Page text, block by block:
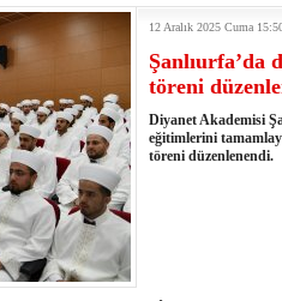
PAR Şırnak il başkanı Yalçın:
Maneviyatı ve ahlaki yapıyı bozan en
Kabala Mahallesi'nin Yaklaşık 40
• Mehmet Ata Baştuğ
yangına müdahale eden itfaiye
Genç, Şırnak'ta dönel kavşak çağrısını
Memişoğlu: 500 yataklı hastanemizi
bir kişinin hayatını kaybettiği husumet
Çiftçinin kullandığı mazot, gübre ve
Üniversitesinin 2026 YKS kontenjanı
12 Aralık 2025 Cuma
Şanlıurfa’da
töreni
Diyanet Akademisi
eğitimlerini
töreni düzenlenendi.